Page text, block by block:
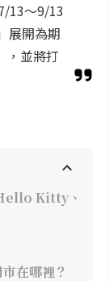
13～9/13
展開為期
，並將打
Kitty、
在哪裡？